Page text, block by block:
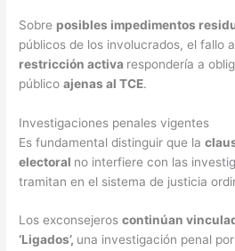
Sobre posibles impedimentos
públicos de los involucrados, el fallo
restricción activa respondería a
públicoajenas al TCE.
Investigaciones penales vigentes
Es fundamental distinguir que la
electoral no interfiere con las
tramitan en el sistema de justicia
Los exconsejeroscontinúan
‘Ligados’, una investigación penal por